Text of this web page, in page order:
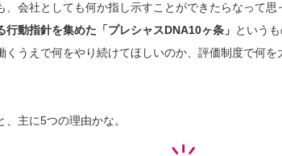
会社としても何か指し示すことができたらなって思
動指針を集めた「プレシャスDNA10ヶ条」 という
くうえで何をやり続けてほしいのか、評価制度で何を
主に5つの理由かな。